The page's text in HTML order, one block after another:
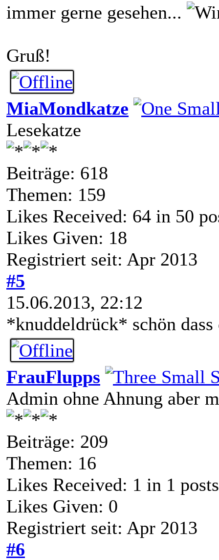
immer gerne gesehen...
Gruß!
MiaMondkatze
Lesekatze
Beiträge: 618
Themen: 159
Likes Received: 64 in 50
Likes Given: 18
Registriert seit: Apr 2013
#5
15.06.2013, 22:12
*knuddeldrück* schön dass
FrauFlupps
Admin ohne Ahnung aber
Beiträge: 209
Themen: 16
Likes Received: 1 in 1 posts
Likes Given: 0
Registriert seit: Apr 2013
#6